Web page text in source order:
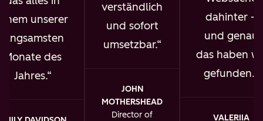
unserer
langsamsten
Monate des
Jahres.
verständlich
und sofort
umsetzbar.
JOHN
MOTHERSHEAD
Director of
dahinter –
und genau
das haben
gefunden.
VALERIIA